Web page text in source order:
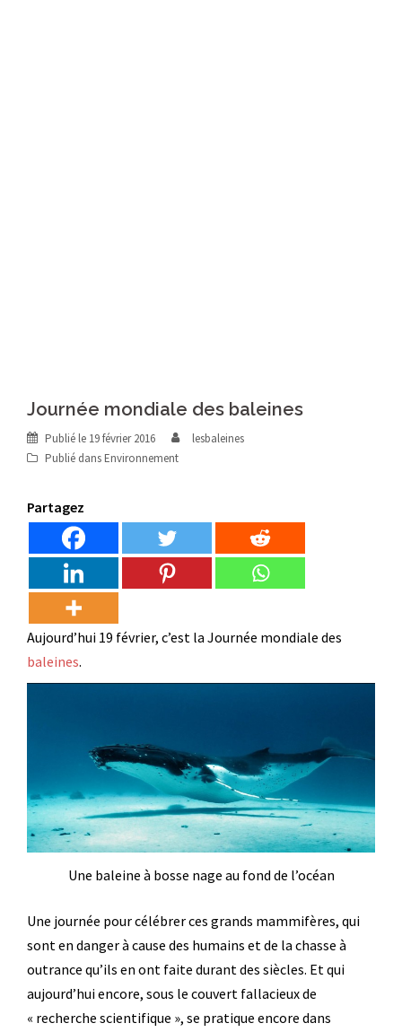
Journée mondiale des baleines
Publié le 19 février 2016
lesbaleines
Publié dans Environnement
Partagez
Aujourd’hui 19 février, c’est la Journée mondiale des
baleines.
Une baleine à bosse nage au fond de l’océan
Une journée pour célébrer ces grands mammifères, qui
sont en danger à cause des humains et de la chasse à
outrance qu’ils en ont faite durant des siècles. Et qui
aujourd’hui encore, sous le couvert fallacieux de
« recherche scientifique », se pratique encore dans